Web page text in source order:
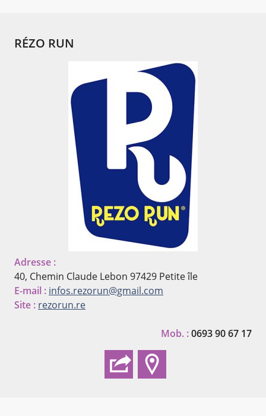
RÉZO RUN
Adresse :
40, Chemin Claude Lebon 97429 Petite île
E-mail : infos.rezorun@gmail.com
Site : rezorun.re
Mob. :0693 90 67 17